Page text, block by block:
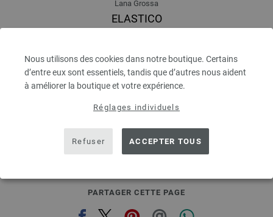
Nous utilisons des cookies dans notre boutique. Certains
d’entre eux sont essentiels, tandis que d’autres nous aident
à améliorer la boutique et votre expérience.
Réglages individuels
Refuser ACCEPTER TOUS
Lana Grossa
ELASTICO
Épaisseur de l'aiguille: 3,5 - 4,5
4,16 €
4,86 $
PARTAGER CETTE PAGE